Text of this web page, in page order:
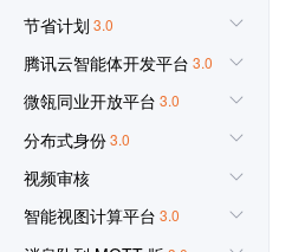
节省计划 3.0
腾讯云智能体开发平台 3.0
微瓴同业开放平台 3.0
分布式身份3.0
视频审核
智能视图计算平台 3.0